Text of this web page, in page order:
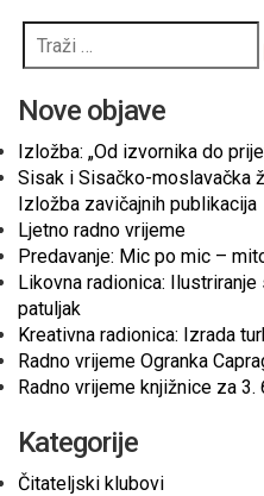
Nove objave
Izložba: „Od izvornika do
Sisak i Sisačko-moslavačka
Izložba zavičajnih publikacija
Ljetno radno vrijeme
Predavanje: Mic po mic –
Likovna radionica:
patuljak
Kreativna radionica: Izrada
Radno vrijeme Ogranka
Radno vrijeme knjižnice za 3.
Kategorije
Čitateljski klubovi